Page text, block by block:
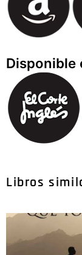
Disponible
Libros